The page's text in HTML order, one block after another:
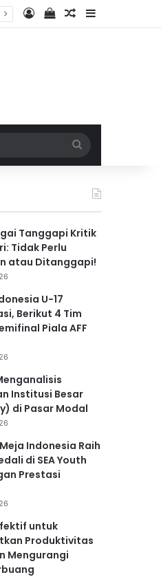
Log InView your
Random Article
Sidebar
for
Tanggapi Kritik
Tidak Perlu
atau Ditanggapi!
U-17
Berikut 4 Tim
Piala AFF
Institusi Besar
di Pasar Modal
Indonesia Raih
di SEA Youth
Prestasi
untuk
Produktivitas
Mengurangi